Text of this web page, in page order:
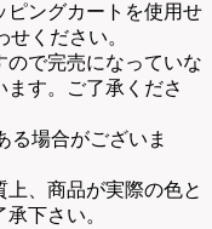
ピングカートを使用せ
せください。
ので完売になっていな
す。ご了承くださ
る場合がございま
上、商品が実際の色と
下さい。